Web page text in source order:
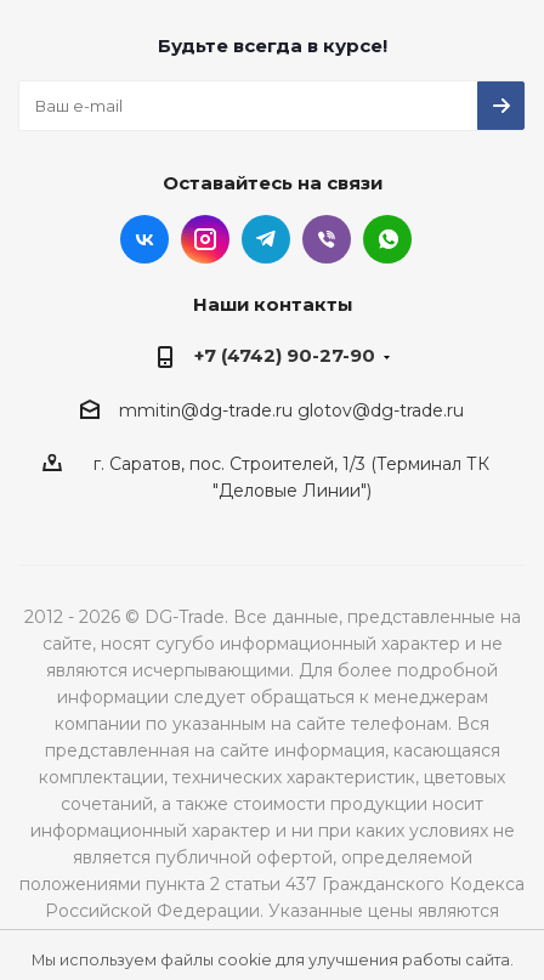
Мы используем файлы cookie для улучшения работы сайта.
Будьте всегда в курсе!
Оставайтесь на связи
Наши контакты
+7 (4742) 90-27-90
mmitin@dg-trade.ru glotov@dg-trade.ru
г. Саратов, пос. Строителей, 1/3 (Терминал ТК
"Деловые Линии")
2012 - 2026 © DG-Trade. Все данные, представленные на
сайте, носят сугубо информационный характер и не
являются исчерпывающими. Для более подробной
информации следует обращаться к менеджерам
компании по указанным на сайте телефонам. Вся
представленная на сайте информация, касающаяся
комплектации, технических характеристик, цветовых
сочетаний, а также стоимости продукции носит
информационный характер и ни при каких условиях не
является публичной офертой, определяемой
положениями пункта 2 статьи 437 Гражданского Кодекса
Российской Федерации. Указанные цены являются
действительных цен.